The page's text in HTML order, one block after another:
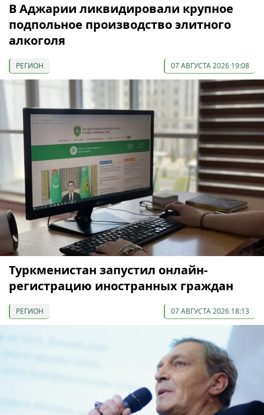
В Аджарии ликвидировали крупное
подпольное производство элитного
алкоголя
РЕГИОН 07 АВГУСТА 2026 19:08
Туркменистан запустил онлайн-
регистрацию иностранных граждан
РЕГИОН 07 АВГУСТА 2026 18:13